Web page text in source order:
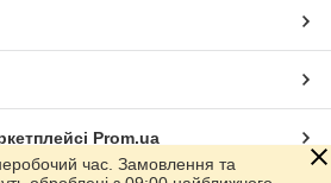
Prom.ua
час. Замовлення та